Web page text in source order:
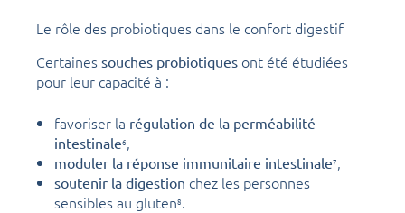
Le rôle des probiotiques dans le confort digestif
Certaines souches probiotiques ont été étudiées
pour leur capacité à :
favoriser la régulation de la perméabilité
intestinale6,
moduler la réponse immunitaire intestinale7,
soutenir la digestion chez les personnes
sensibles au gluten8.